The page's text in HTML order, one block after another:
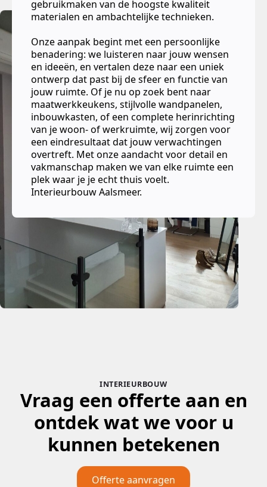
gebruikmaken van de hoogste kwaliteit
materialen en ambachtelijke technieken.
Onze aanpak begint met een persoonlijke
benadering: we luisteren naar jouw wensen
en ideeën, en vertalen deze naar een uniek
ontwerp dat past bij de sfeer en functie van
jouw ruimte. Of je nu op zoek bent naar
maatwerkkeukens, stijlvolle wandpanelen,
inbouwkasten, of een complete herinrichting
van je woon- of werkruimte, wij zorgen voor
een eindresultaat dat jouw verwachtingen
overtreft. Met onze aandacht voor detail en
vakmanschap maken we van elke ruimte een
plek waar je je echt thuis voelt.
Interieurbouw Aalsmeer.
INTERIEURBOUW
Vraag een offerte aan en
ontdek wat we voor u
kunnen betekenen
Offerte aanvragen